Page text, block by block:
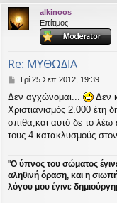
alkinoos
Επίτιμος
Re: ΜΥΘΩΔΙΑ
Δ
μ
ο
σ
ί
σ
η
Τρί 25 Σεπ 2012, 19:39
Δεν αγχώνομαι...
Δεν
Χριστιανισμός 2.000 έτη
σπίθα,και αυτό δε το λέω
τους 4 κατακλυσμούς
"Ο ύπνος του σώματος
αληθινή όραση, και η
λόγου μου έγινε